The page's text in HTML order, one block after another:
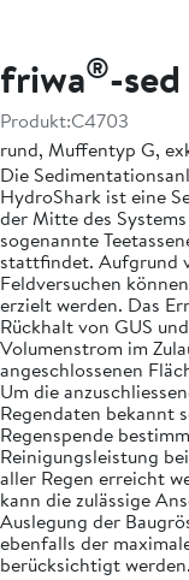
friwa®-
Produkt:C4703
rund, Muffentyp G,
Die
HydroShark ist eine
der Mitte des
sogenannte
stattfindet. Aufgrund
Feldversuchen
erzielt werden. Das
Rückhalt von GUS
Volumenstrom im
angeschlossenen
Um die
Regendaten bekannt
Regenspende
Reinigungsleistung
aller Regen erreicht
kann die zulässige
Auslegung der
ebenfalls der
berücksichtigt werden.